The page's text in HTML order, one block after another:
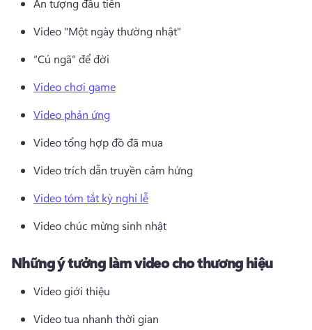
Ấn tượng đầu tiên
Video "Một ngày thường nhật"
“Cú ngã” để đời
Video chơi game
Video phản ứng
Video tổng hợp đồ đã mua
Video trích dẫn truyền cảm hứng
Video tóm tắt kỳ nghỉ lễ
Video chúc mừng sinh nhật
Những ý tưởng làm video cho thương hiệu
Video giới thiệu
Video tua nhanh thời gian